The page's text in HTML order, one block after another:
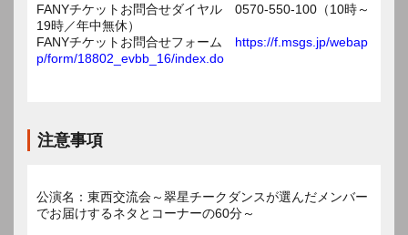
FANYチケットお問合せダイヤル 0570-550-100（10時～
19時／年中無休）
FANYチケットお問合せフォーム https://f.msgs.jp/webap
p/form/18802_evbb_16/index.do
注意事項
公演名：東西交流会～翠星チークダンスが選んだメンバー
でお届けするネタとコーナーの60分～